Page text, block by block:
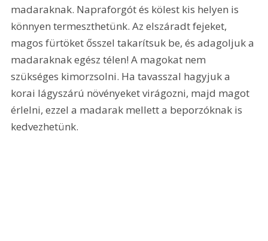
madaraknak. Napraforgót és kölest kis helyen is
könnyen termeszthetünk. Az elszáradt fejeket,
magos fürtöket ősszel takarítsuk be, és adagoljuk a
madaraknak egész télen! A magokat nem
szükséges kimorzsolni. Ha tavasszal hagyjuk a
korai lágyszárú növényeket virágozni, majd magot
érlelni, ezzel a madarak mellett a beporzóknak is
kedvezhetünk.